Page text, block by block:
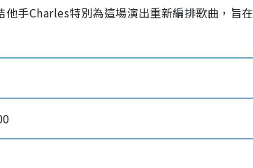
手Charles特別為這場演出重新編排歌曲，旨在